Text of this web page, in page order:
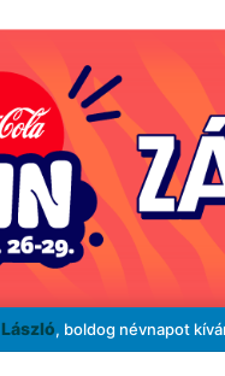
László, boldog névnapot